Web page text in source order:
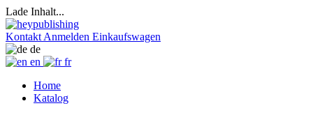
Lade Inhalt...
Kontakt Anmelden Einkaufswagen
de
en
fr
Home
Katalog